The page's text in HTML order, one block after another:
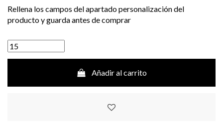
Rellena los campos del apartado personalización del
producto y guarda antes de comprar
Añadir al carrito